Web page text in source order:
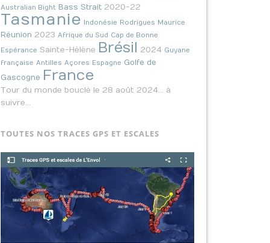
Australian Bight Bass Strait 2020-22
Tasmanie Indonésie Rodrigues Maurice
Réunion 2023Afrique du Sud Cap de Bonne
Espérance Sainte-Hélène Brésil 2024 Guyane
française Antilles Açores Espagne Golfe de
Gascogne France
Tour du monde bouclé le 28 août 2024… à
suivre…
TOUTES NOS TRACES GPS ET ESCALES